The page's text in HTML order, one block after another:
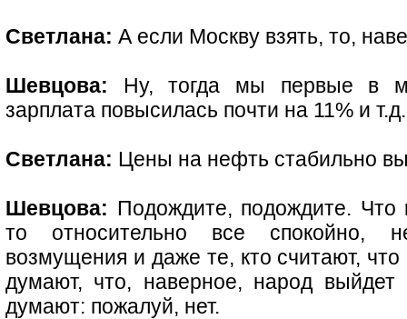
Светлана: А если Москву взять, то,
Шевцова: Ну, тогда мы первые в
зарплата повысилась почти на 11% и т.д.
Светлана: Цены на нефть стабильно
Шевцова: Подождите, подождите. Что
то относительно все спокойно,
возмущения и даже те, кто считают,
думают, что, наверное, народ
думают: пожалуй, нет.